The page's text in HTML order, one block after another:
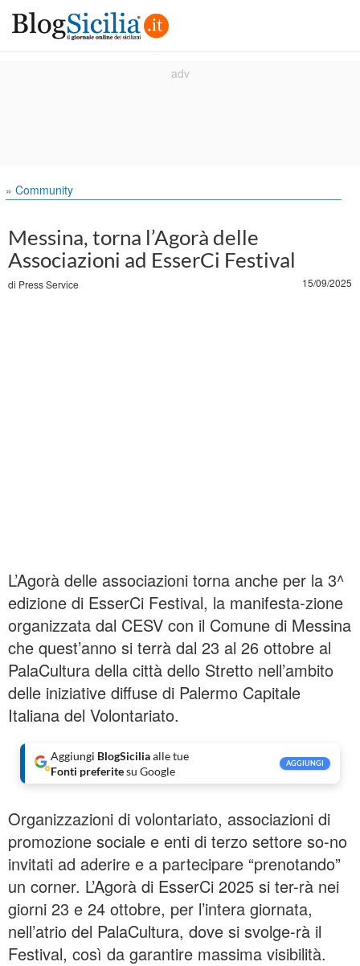
» Community
Messina, torna l’Agorà delle
Associazioni ad EsserCi Festival
di Press Service 15/09/2025
L’Agorà delle associazioni torna anche per la 3^
edizione di EsserCi Festival, la manifesta-zione
organizzata dal CESV con il Comune di Messina
che quest’anno si terrà dal 23 al 26 ottobre al
PalaCultura della città dello Stretto nell’ambito
delle iniziative diffuse di Palermo Capitale
Italiana del Volontariato.
Aggiungi BlogSiciliaalle tue
Fonti preferitesu Google
AGGIUNGI
Organizzazioni di volontariato, associazioni di
promozione sociale e enti di terzo settore so-no
invitati ad aderire e a partecipare “prenotando”
un corner. L’Agorà di EsserCi 2025 si ter-rà nei
giorni 23 e 24 ottobre, per l’intera giornata,
nell’atrio del PalaCultura, dove si svolge-rà il
Festival, così da garantire massima visibilità.